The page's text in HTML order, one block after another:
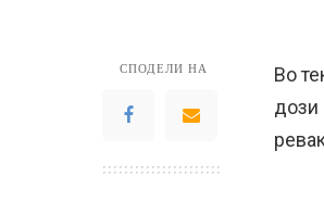
СПОДЕЛИ НА
Во
дози